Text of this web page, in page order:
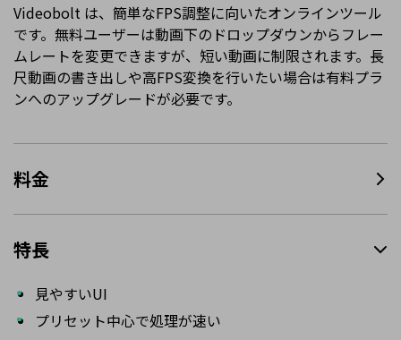
Videobolt は、簡単なFPS調整に向いたオンラインツール
です。無料ユーザーは動画下のドロップダウンからフレー
ムレートを変更できますが、短い動画に制限されます。長
尺動画の書き出しや高FPS変換を行いたい場合は有料プラ
ンへのアップグレードが必要です。
料金
特長
見やすいUI
プリセット中心で処理が速い